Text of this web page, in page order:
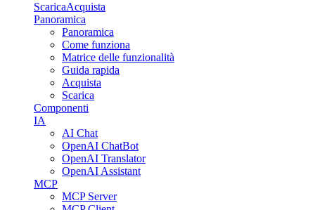
ScaricaAcquista
Panoramica
Panoramica
Come funziona
Matrice delle funzionalità
Guida rapida
Acquista
Scarica
Componenti
IA
AI Chat
OpenAI ChatBot
OpenAI Translator
OpenAI Assistant
MCP
MCP Server